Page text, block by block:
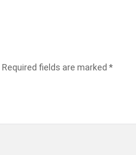
Required fields are marked *